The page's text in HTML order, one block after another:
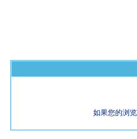
如果您的浏